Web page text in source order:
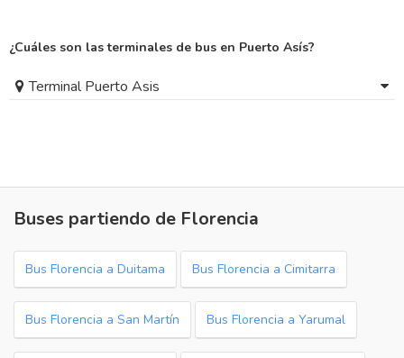
¿Cuáles son las terminales de bus en Puerto Asís?
Terminal Puerto Asis
Buses partiendo de Florencia
Bus Florencia a Duitama Bus Florencia a Cimitarra
Bus Florencia a San Martín Bus Florencia a Yarumal